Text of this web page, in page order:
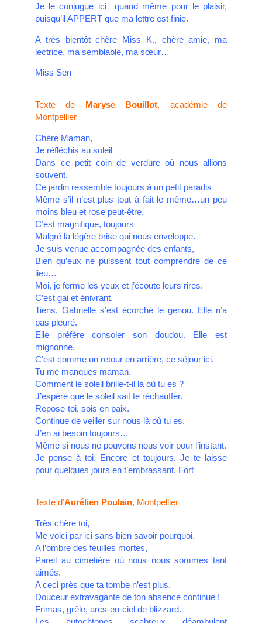
Je le conjugue ici quand même pour le plaisir,
puisqu’il APPERT que ma lettre est finie.
A très bientôt chère Miss K., chère amie, ma
lectrice, ma semblable, ma sœur…
Miss Sen
Texte de Maryse Bouillot, académie de
Montpellier
Chère Maman,
Je réfléchis au soleil
Dans ce petit coin de verdure où nous allions
souvent.
Ce jardin ressemble toujours à un petit paradis
Même s’il n’est plus tout à fait le même…un peu
moins bleu et rose peut-être.
C’est magnifique, toujours
Malgré la légère brise qui nous enveloppe.
Je suis venue accompagnée des enfants,
Bien qu’eux ne puissent tout comprendre de ce
lieu…
Moi, je ferme les yeux et j’écoute leurs rires.
C’est gai et énivrant.
Tiens, Gabrielle s’est écorché le genou. Elle n’a
pas pleuré.
Elle préfère consoler son doudou. Elle est
mignonne.
C’est comme un retour en arrière, ce séjour ici.
Tu me manques maman.
Comment le soleil brille-t-il là où tu es ?
J’espère que le soleil sait te réchauffer.
Repose-toi, sois en paix.
Continue de veiller sur nous là où tu es.
J’en ai besoin toujours…
Même si nous ne pouvons nous voir pour l’instant.
Je pense à toi. Encore et toujours. Je te laisse
pour quelques jours en t’embrassant. Fort
Texte d’Aurélien Poulain, Montpellier
Très chère toi,
Me voici par ici sans bien savoir pourquoi.
A l’ombre des feuilles mortes,
Pareil au cimetière où nous nous sommes tant
aimés.
A ceci près que ta tombe n’est plus.
Douceur extravagante de ton absence continue !
Frimas, grêle, arcs-en-ciel de blizzard.